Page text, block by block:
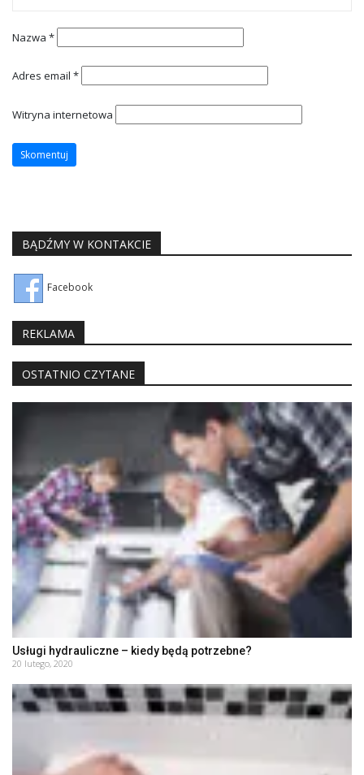
Nazwa *
Adres email *
Witryna internetowa
BĄDŹMY W KONTAKCIE
Facebook
REKLAMA
OSTATNIO CZYTANE
Usługi hydrauliczne – kiedy będą potrzebne?
20 lutego, 2020